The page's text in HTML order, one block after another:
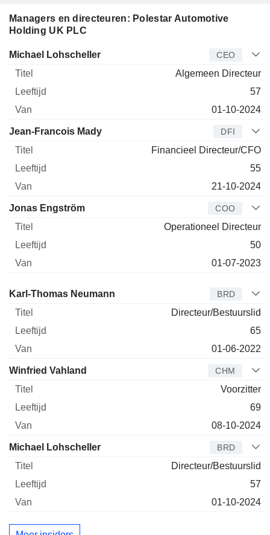
Managers en directeuren: Polestar Automotive
Holding UK PLC
Bedrijfsleider Titel Leeftijd
Michael Lohscheller CEO
Algemeen Directeur
57
01-10-2024
Jean-Francois Mady DFI
Financieel Directeur/CFO
55
21-10-2024
Jonas Engström COO
Operationeel Directeur
50
01-07-2023
Bestuurder Titel Leeftijd
Karl-Thomas Neumann BRD
Directeur/Bestuurslid
65
01-06-2022
Winfried Vahland CHM
Voorzitter
69
08-10-2024
Michael Lohscheller BRD
Directeur/Bestuurslid
57
01-10-2024